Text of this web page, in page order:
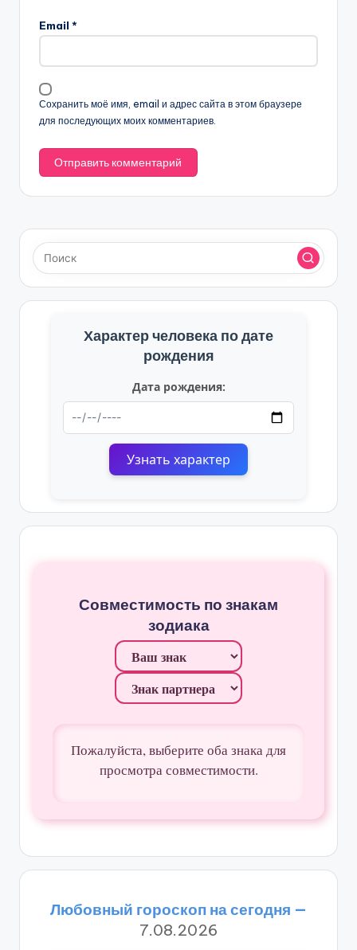
Email *
Сохранить моё имя, email и адрес сайта в этом браузере
для последующих моих комментариев.
Характер человека по дате
рождения
Дата рождения:
Узнать характер
Совместимость по знакам
зодиака
Пожалуйста, выберите оба знака для
просмотра совместимости.
Любовный гороскоп на сегодня —
7.08.2026